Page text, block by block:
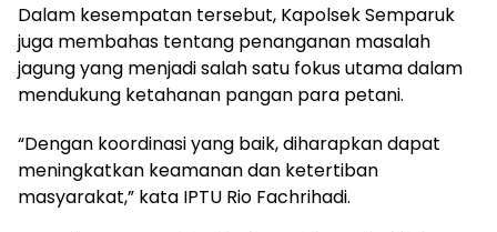
Dalam kesempatan tersebut, Kapolsek Semparuk
juga membahas tentang penanganan masalah
jagung yang menjadi salah satu fokus utama dalam
mendukung ketahanan pangan para petani.
“Dengan koordinasi yang baik, diharapkan dapat
meningkatkan keamanan dan ketertiban
masyarakat,” kata IPTU Rio Fachrihadi.